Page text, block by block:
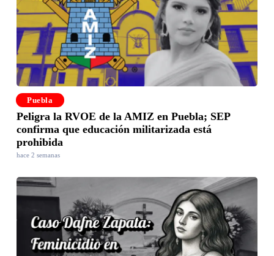
Puebla
Peligra la RVOE de la AMIZ en Puebla; SEP
confirma que educación militarizada está
prohibida
hace 2 semanas